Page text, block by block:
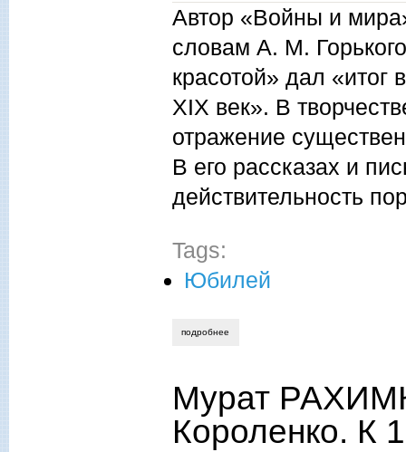
Автор «Войны и
словам А. М.
красотой» дал «итог
XIX век». В
отражение
В его рассказах и
действительность
Tags:
Юбилей
подробнее
Мурат
Короленко. К